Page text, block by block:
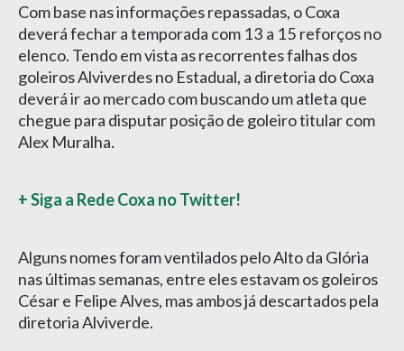
Com base nas informações repassadas, o Coxa
deverá fechar a temporada com 13 a 15 reforços no
elenco. Tendo em vista as recorrentes falhas dos
goleiros Alviverdes no Estadual, a diretoria do Coxa
deverá ir ao mercado com buscando um atleta que
chegue para disputar posição de goleiro titular com
Alex Muralha.
+ Siga a Rede Coxa no Twitter!
Alguns nomes foram ventilados pelo Alto da Glória
nas últimas semanas, entre eles estavam os goleiros
César e Felipe Alves, mas ambos já descartados pela
diretoria Alviverde.